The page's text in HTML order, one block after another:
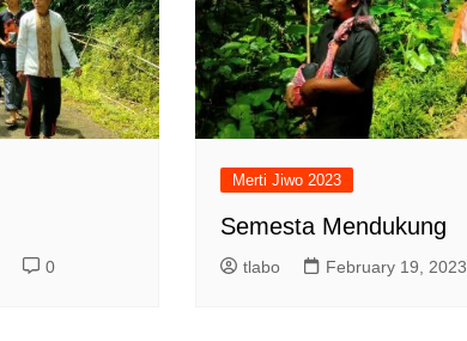
0
Merti Jiwo 2023
Semesta Mendukung
tlabo February 19, 2023